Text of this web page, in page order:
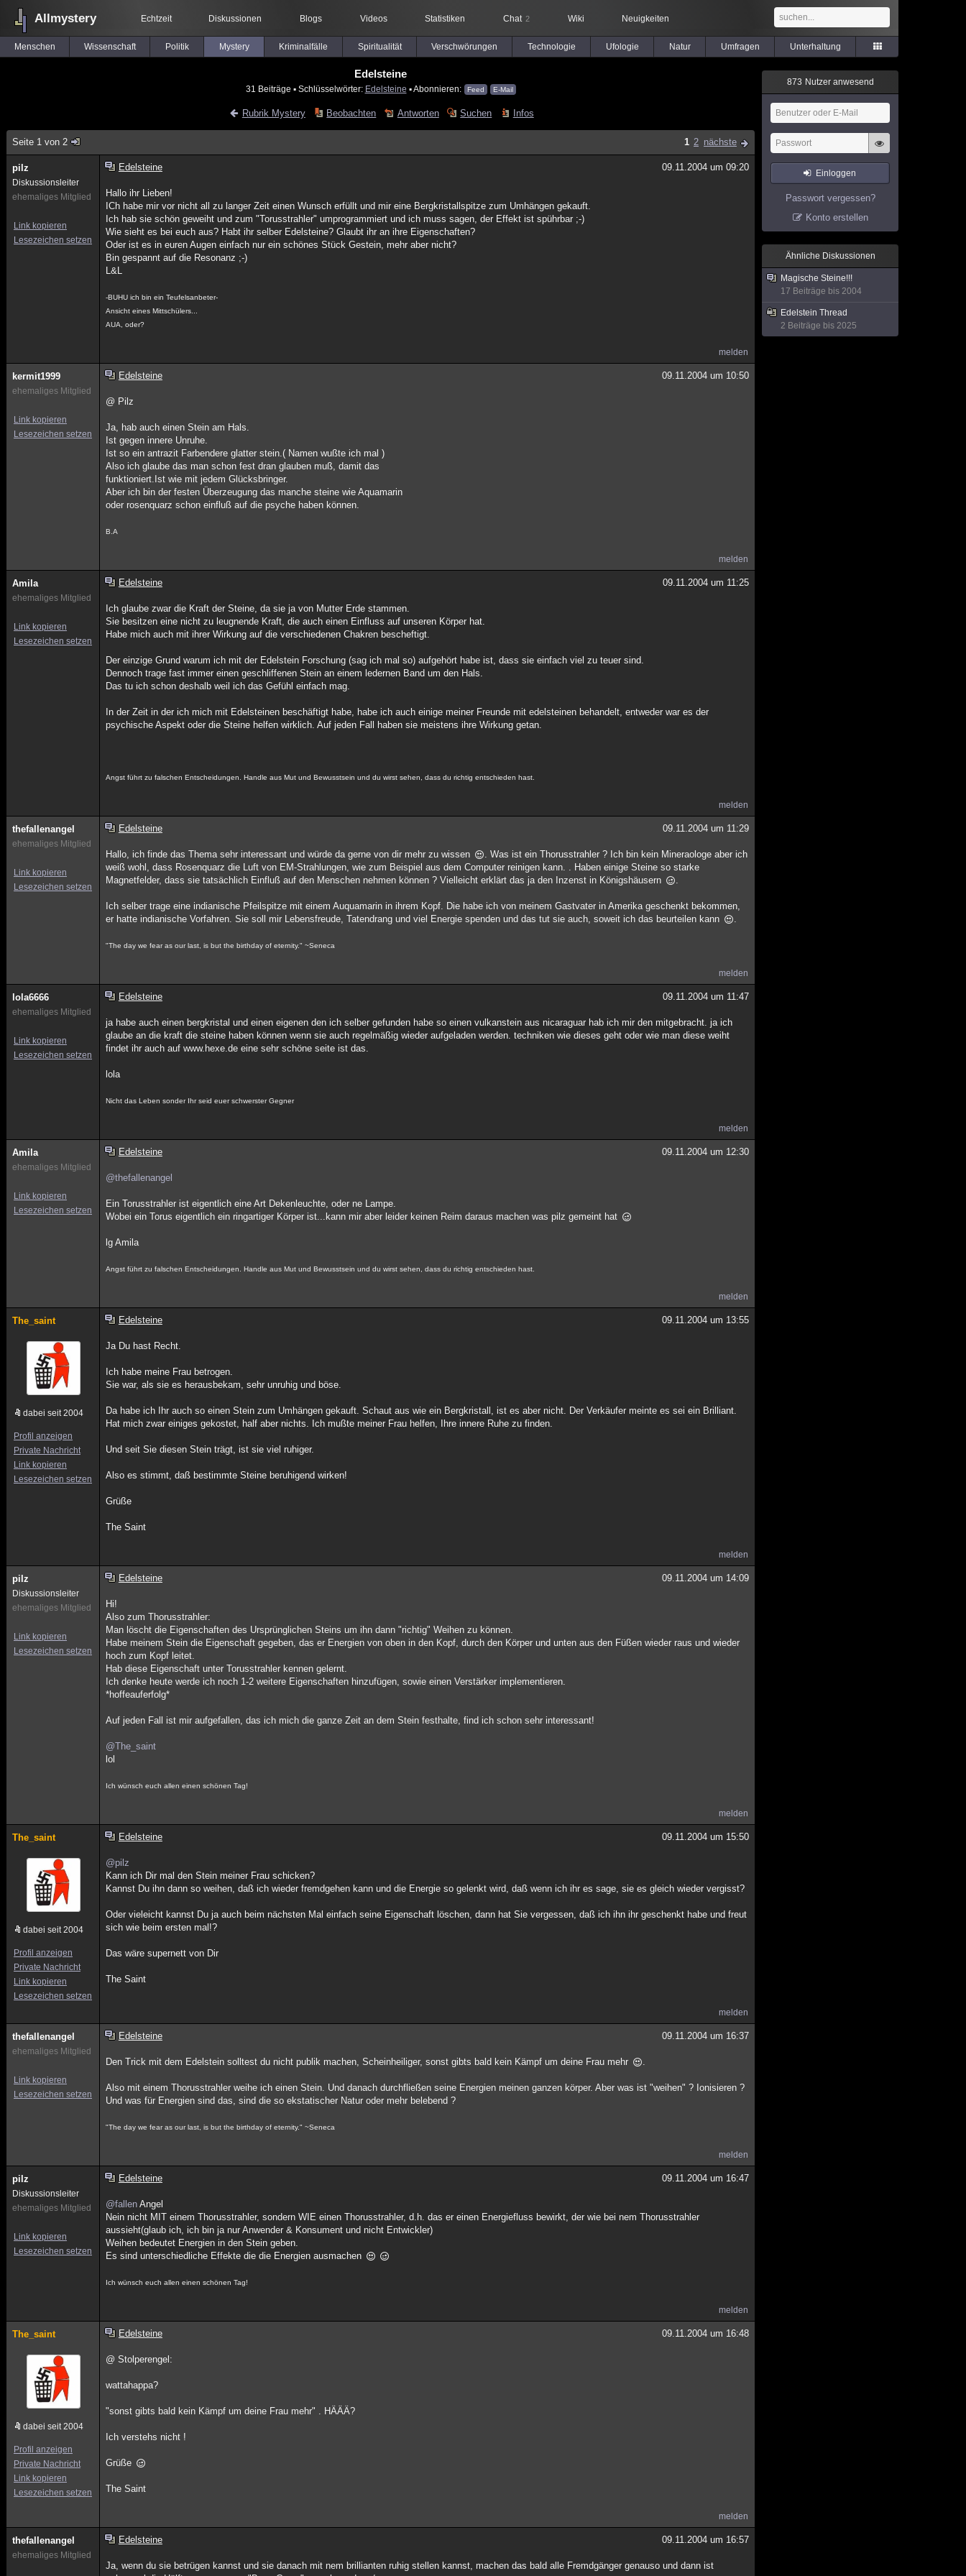
Allmystery Echtzeit Diskussionen Blogs Videos Statistiken Chat 2 Wiki Neuigkeiten
Menschen Wissenschaft Politik Mystery Kriminalfälle Spiritualität Verschwörungen Technologie Ufologie Natur Umfragen Unterhaltung
Edelsteine
31 Beiträge ▪ Schlüsselwörter: Edelsteine ▪ Abonnieren: Feed E-Mail
Rubrik Mystery Beobachten Antworten Suchen Infos
Seite 1 von 2 1 2 nächste
pilz
Diskussionsleiter
ehemaliges Mitglied
Link kopieren
Lesezeichen setzen
Edelsteine 09.11.2004 um 09:20
Hallo ihr Lieben!
ICh habe mir vor nicht all zu langer Zeit einen Wunsch erfüllt und mir eine Bergkristallspitze zum Umhängen gekauft.
Ich hab sie schön geweiht und zum "Torusstrahler" umprogrammiert und ich muss sagen, der Effekt ist spührbar ;-)
Wie sieht es bei euch aus? Habt ihr selber Edelsteine? Glaubt ihr an ihre Eigenschaften?
Oder ist es in euren Augen einfach nur ein schönes Stück Gestein, mehr aber nicht?
Bin gespannt auf die Resonanz ;-)
L&L
-BUHU ich bin ein Teufelsanbeter-
Ansicht eines Mittschülers...
AUA, oder?
melden
kermit1999
ehemaliges Mitglied
Link kopieren
Lesezeichen setzen
Edelsteine 09.11.2004 um 10:50
@ Pilz
Ja, hab auch einen Stein am Hals.
Ist gegen innere Unruhe.
Ist so ein antrazit Farbendere glatter stein.( Namen wußte ich mal )
Also ich glaube das man schon fest dran glauben muß, damit das
funktioniert.Ist wie mit jedem Glücksbringer.
Aber ich bin der festen Überzeugung das manche steine wie Aquamarin
oder rosenquarz schon einfluß auf die psyche haben können.
B.A
melden
Amila
ehemaliges Mitglied
Link kopieren
Lesezeichen setzen
Edelsteine 09.11.2004 um 11:25
Ich glaube zwar die Kraft der Steine, da sie ja von Mutter Erde stammen.
Sie besitzen eine nicht zu leugnende Kraft, die auch einen Einfluss auf unseren Körper hat.
Habe mich auch mit ihrer Wirkung auf die verschiedenen Chakren bescheftigt.
Der einzige Grund warum ich mit der Edelstein Forschung (sag ich mal so) aufgehört habe ist, dass sie einfach viel zu teuer sind.
Dennoch trage fast immer einen geschliffenen Stein an einem ledernen Band um den Hals.
Das tu ich schon deshalb weil ich das Gefühl einfach mag.
In der Zeit in der ich mich mit Edelsteinen beschäftigt habe, habe ich auch einige meiner Freunde mit edelsteinen behandelt, entweder war es der
psychische Aspekt oder die Steine helfen wirklich. Auf jeden Fall haben sie meistens ihre Wirkung getan.
Angst führt zu falschen Entscheidungen. Handle aus Mut und Bewusstsein und du wirst sehen, dass du richtig entschieden hast.
melden
thefallenangel
ehemaliges Mitglied
Link kopieren
Lesezeichen setzen
Edelsteine 09.11.2004 um 11:29
Hallo, ich finde das Thema sehr interessant und würde da gerne von dir mehr zu wissen
. Was ist ein Thorusstrahler ? Ich bin kein Mineraologe aber ich
weiß wohl, dass Rosenquarz die Luft von EM-Strahlungen, wie zum Beispiel aus dem Computer reinigen kann. . Haben einige Steine so starke
Magnetfelder, dass sie tatsächlich Einfluß auf den Menschen nehmen können ? Vielleicht erklärt das ja den Inzenst in Königshäusern
.
Ich selber trage eine indianische Pfeilspitze mit einem Auquamarin in ihrem Kopf. Die habe ich von meinem Gastvater in Amerika geschenkt bekommen,
er hatte indianische Vorfahren. Sie soll mir Lebensfreude, Tatendrang und viel Energie spenden und das tut sie auch, soweit ich das beurteilen kann
.
"The day we fear as our last, is but the birthday of eternity." ~Seneca
melden
lola6666
ehemaliges Mitglied
Link kopieren
Lesezeichen setzen
Edelsteine 09.11.2004 um 11:47
ja habe auch einen bergkristal und einen eigenen den ich selber gefunden habe so einen vulkanstein aus nicaraguar hab ich mir den mitgebracht. ja ich
glaube an die kraft die steine haben können wenn sie auch regelmäßig wieder aufgeladen werden. techniken wie dieses geht oder wie man diese weiht
findet ihr auch auf www.hexe.de eine sehr schöne seite ist das.
lola
Nicht das Leben sonder Ihr seid euer schwerster Gegner
melden
Amila
ehemaliges Mitglied
Link kopieren
Lesezeichen setzen
Edelsteine 09.11.2004 um 12:30
@thefallenangel
Ein Torusstrahler ist eigentlich eine Art Dekenleuchte, oder ne Lampe.
Wobei ein Torus eigentlich ein ringartiger Körper ist...kann mir aber leider keinen Reim daraus machen was pilz gemeint hat
lg Amila
Angst führt zu falschen Entscheidungen. Handle aus Mut und Bewusstsein und du wirst sehen, dass du richtig entschieden hast.
melden
The_saint
dabei seit 2004
Profil anzeigen
Private Nachricht
Link kopieren
Lesezeichen setzen
Edelsteine 09.11.2004 um 13:55
Ja Du hast Recht.
Ich habe meine Frau betrogen.
Sie war, als sie es herausbekam, sehr unruhig und böse.
Da habe ich Ihr auch so einen Stein zum Umhängen gekauft. Schaut aus wie ein Bergkristall, ist es aber nicht. Der Verkäufer meinte es sei ein Brilliant.
Hat mich zwar einiges gekostet, half aber nichts. Ich mußte meiner Frau helfen, Ihre innere Ruhe zu finden.
Und seit Sie diesen Stein trägt, ist sie viel ruhiger.
Also es stimmt, daß bestimmte Steine beruhigend wirken!
Grüße
The Saint
melden
pilz
Diskussionsleiter
ehemaliges Mitglied
Link kopieren
Lesezeichen setzen
Edelsteine 09.11.2004 um 14:09
Hi!
Also zum Thorusstrahler:
Man löscht die Eigenschaften des Ursprünglichen Steins um ihn dann "richtig" Weihen zu können.
Habe meinem Stein die Eigenschaft gegeben, das er Energien von oben in den Kopf, durch den Körper und unten aus den Füßen wieder raus und wieder
hoch zum Kopf leitet.
Hab diese Eigenschaft unter Torusstrahler kennen gelernt.
Ich denke heute werde ich noch 1-2 weitere Eigenschaften hinzufügen, sowie einen Verstärker implementieren.
*hoffeauferfolg*
Auf jeden Fall ist mir aufgefallen, das ich mich die ganze Zeit an dem Stein festhalte, find ich schon sehr interessant!
@The_saint
lol
Ich wünsch euch allen einen schönen Tag!
melden
The_saint
dabei seit 2004
Profil anzeigen
Private Nachricht
Link kopieren
Lesezeichen setzen
Edelsteine 09.11.2004 um 15:50
@pilz
Kann ich Dir mal den Stein meiner Frau schicken?
Kannst Du ihn dann so weihen, daß ich wieder fremdgehen kann und die Energie so gelenkt wird, daß wenn ich ihr es sage, sie es gleich wieder vergisst?
Oder vieleicht kannst Du ja auch beim nächsten Mal einfach seine Eigenschaft löschen, dann hat Sie vergessen, daß ich ihn ihr geschenkt habe und freut
sich wie beim ersten mal!?
Das wäre supernett von Dir
The Saint
melden
thefallenangel
ehemaliges Mitglied
Link kopieren
Lesezeichen setzen
Edelsteine 09.11.2004 um 16:37
Den Trick mit dem Edelstein solltest du nicht publik machen, Scheinheiliger, sonst gibts bald kein Kämpf um deine Frau mehr .
Also mit einem Thorusstrahler weihe ich einen Stein. Und danach durchfließen seine Energien meinen ganzen körper. Aber was ist "weihen" ? Ionisieren ?
Und was für Energien sind das, sind die so ekstatischer Natur oder mehr belebend ?
"The day we fear as our last, is but the birthday of eternity." ~Seneca
melden
pilz
Diskussionsleiter
ehemaliges Mitglied
Link kopieren
Lesezeichen setzen
Edelsteine 09.11.2004 um 16:47
@fallen Angel
Nein nicht MIT einem Thorusstrahler, sondern WIE einen Thorusstrahler, d.h. das er einen Energiefluss bewirkt, der wie bei nem Thorusstrahler
aussieht(glaub ich, ich bin ja nur Anwender & Konsument und nicht Entwickler)
Weihen bedeutet Energien in den Stein geben.
Es sind unterschiedliche Effekte die die Energien ausmachen
Ich wünsch euch allen einen schönen Tag!
melden
The_saint
dabei seit 2004
Profil anzeigen
Private Nachricht
Link kopieren
Lesezeichen setzen
Edelsteine 09.11.2004 um 16:48
@ Stolperengel:
wattahappa?
"sonst gibts bald kein Kämpf um deine Frau mehr" . HÄÄÄ?
Ich verstehs nicht !
Grüße
The Saint
melden
thefallenangel
ehemaliges Mitglied
Edelsteine 09.11.2004 um 16:57
Ja, wenn du sie betrügen kannst und sie danach mit nem brillianten ruhig stellen kannst, machen das bald alle Fremdgänger genauso und dann ist
873 Nutzer anwesend
Einloggen
Passwort vergessen?
Konto erstellen
Ähnliche Diskussionen
Magische Steine!!!
17 Beiträge bis 2004
Edelstein Thread
2 Beiträge bis 2025